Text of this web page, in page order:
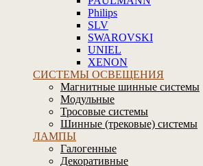
Philips
SLV
SWAROVSKI
UNIEL
XENON
СИСТЕМЫ ОСВЕЩЕНИЯ
Магнитные шинные системы
Модульные
Тросовые системы
Шинные (трековые) системы
ЛАМПЫ
Галогенные
Декоративные